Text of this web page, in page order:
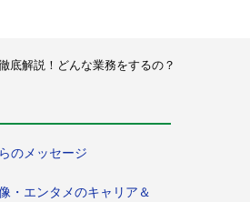
底解説！どんな業務をするの？
のメッセージ
・エンタメのキャリア＆